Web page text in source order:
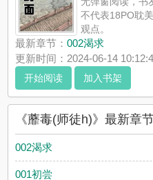
不代表18PO耽
观点。
最新章节：002渴求
更新时间：2024-06-14
开始阅读 加入书架
《蘼毒(师徒h)》最新章
002渴求
001初尝